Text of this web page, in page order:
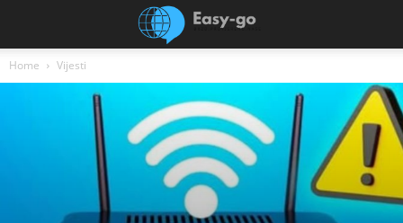
Home Vijesti